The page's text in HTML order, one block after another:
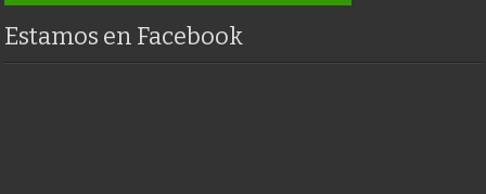
Estamos en Facebook